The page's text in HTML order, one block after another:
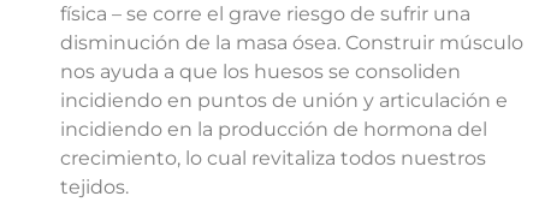
física – se corre el grave riesgo de sufrir una
disminución de la masa ósea. Construir músculo
nos ayuda a que los huesos se consoliden
incidiendo en puntos de unión y articulación e
incidiendo en la producción de hormona del
crecimiento, lo cual revitaliza todos nuestros
tejidos.